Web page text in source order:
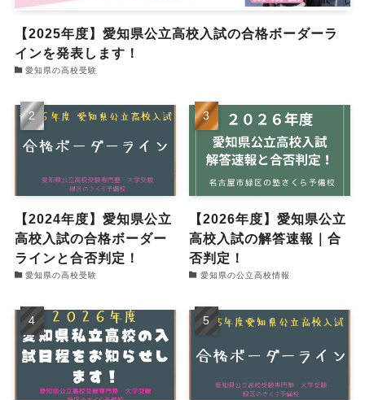
【2025年度】愛知県公立高校入試の合格ボーダーラ
インを発表します！
愛知県の高校受験
【2024年度】愛知県公立
高校入試の合格ボーダー
ラインと合否判定！
愛知県の高校受験
【2026年度】愛知県公立
高校入試の解答速報｜合
否判定！
愛知県の公立高校情報